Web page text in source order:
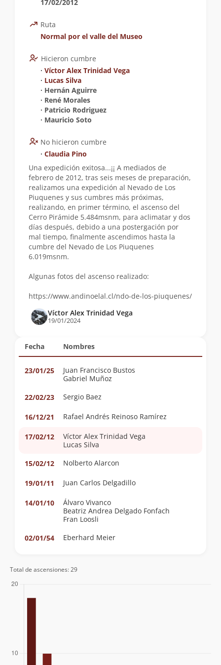
Fecha Nombres
23/01/25
Juan Francisco Bustos
Gabriel Muñoz
22/02/23
Sergio Baez
16/12/21 Rafael Andrés Reinoso Ramírez
17/02/12
Víctor Alex Trinidad Vega
Lucas Silva
15/02/12
Nolberto Alarcon
19/01/11 Juan Carlos Delgadillo
14/01/10
Álvaro Vivanco
Beatriz Andrea Delgado Fonfach
Fran Loosli
02/01/54
Eberhard Meier
17/02/2012
Ruta
Normal por el valle del Museo
Hicieron cumbre
∙ Víctor Alex Trinidad Vega
∙ Lucas Silva
∙ Hernán Aguirre
∙ René Morales
∙ Patricio Rodriguez
∙ Mauricio Soto
No hicieron cumbre
∙ Claudia Pino
Una expedición exitosa...¡¡ A mediados de
febrero de 2012, tras seis meses de preparación,
realizamos una expedición al Nevado de Los
Piuquenes y sus cumbres más próximas,
realizando, en primer término, el ascenso del
Cerro Pirámide 5.484msnm, para aclimatar y dos
días después, debido a una postergación por
mal tiempo, finalmente ascendimos hasta la
cumbre del Nevado de Los Piuquenes
6.019msnm.
Algunas fotos del ascenso realizado:
https://www.andinoelal.cl/ndo-de-los-piuquenes/
Víctor Alex Trinidad Vega
19/01/2024
Total de ascensiones: 29